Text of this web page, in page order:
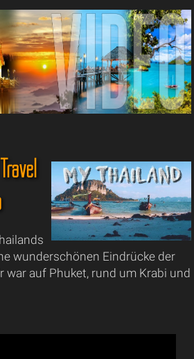
wunderschönen Eindrücke der
war auf Phuket, rund um Krabi und